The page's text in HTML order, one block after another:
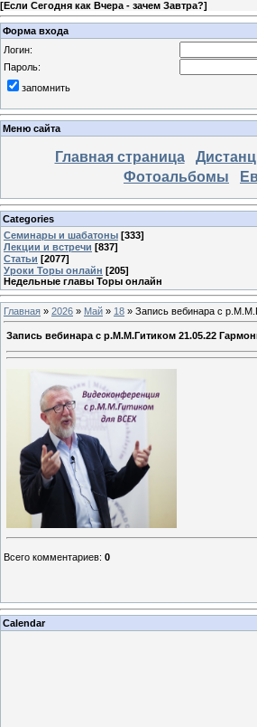
[Если Сегодня как Вчера - зачем Завтра?]
Форма входа
Логин:
Пароль:
запомнить
Меню сайта
Главная страница
Фотоальбомы
Categories
Семинары и шабатоны [333]
Лекции и встречи [837]
Статьи [2077]
Уроки Торы онлайн [205]
Недельные главы Торы онлайн
Главная » 2026 » Май » 18 » Запись вебинара с
Запись вебинара с р.М.М.Гитиком 21.05.22
Всего комментариев: 0
Calendar